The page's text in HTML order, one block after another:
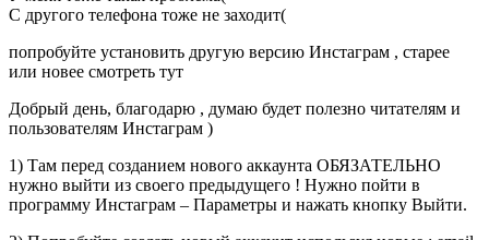
С другого телефона тоже не заходит(
попробуйте установить другую версию Инстаграм , старее
или новее смотреть тут
Добрый день, благодарю , думаю будет полезно читателям и
пользователям Инстаграм )
1) Там перед созданием нового аккаунта ОБЯЗАТЕЛЬНО
нужно выйти из своего предыдущего ! Нужно пойти в
программу Инстаграм – Параметры и нажать кнопку Выйти.